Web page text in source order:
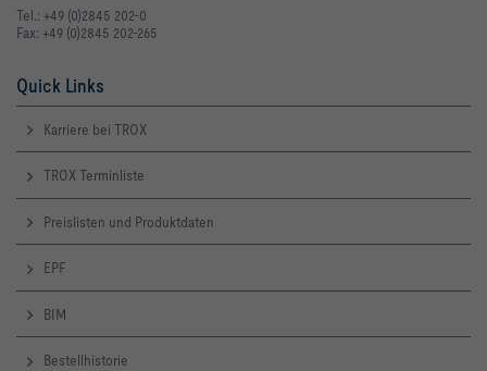
Tel.: +49 (0)2845 202-0
Fax: +49 (0)2845 202-265
Quick Links
Karriere bei TROX
TROX Terminliste
Preislisten und Produktdaten
EPF
BIM
Bestellhistorie